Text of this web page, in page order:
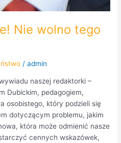
Nie wolno tego
/admin
naszej redaktorki –
Dubickim, pedagogiem,
osobistego, który podzieli się
dotyczącym problemu, jakim
która może odmienić nasze
cennych wskazówek,